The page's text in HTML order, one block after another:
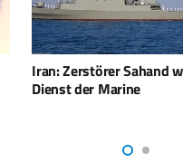
Hisbollah setzt auf
aus chinesischer